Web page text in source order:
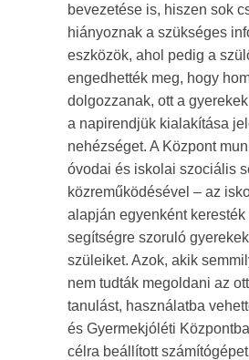
bevezetése is, hiszen sok
hiányoznak a szükséges
eszközök, ahol pedig a
engedhették meg, hogy
dolgozzanak, ott a
a napirendjük kialakítása
nehézséget. A Központ
óvodai és iskolai szociális
közreműködésével – az
alapján egyenként keresték
segítségre szoruló
szüleiket. Azok, akik
nem tudták megoldani az
tanulást, használatba
és Gyermekjóléti
célra beállított